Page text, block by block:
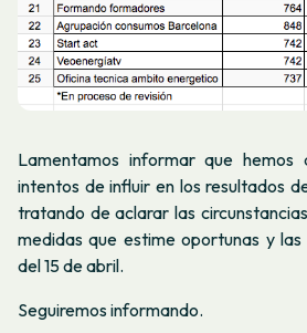
Lamentamos informar que hemos
intentos de influir en los resultados
tratando de aclarar las
medidas que estime oportunas y
del 15 de abril.
Seguiremos informando.